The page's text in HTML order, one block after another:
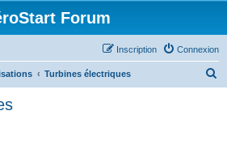
Forum
Connexion
Inscription
Turbines électriques